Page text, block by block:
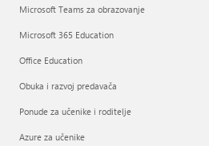
Microsoft Teams za obrazovanje
Microsoft 365 Education
Office Education
Obuka i razvoj predavača
Ponude za učenike i roditelje
Azure za učenike